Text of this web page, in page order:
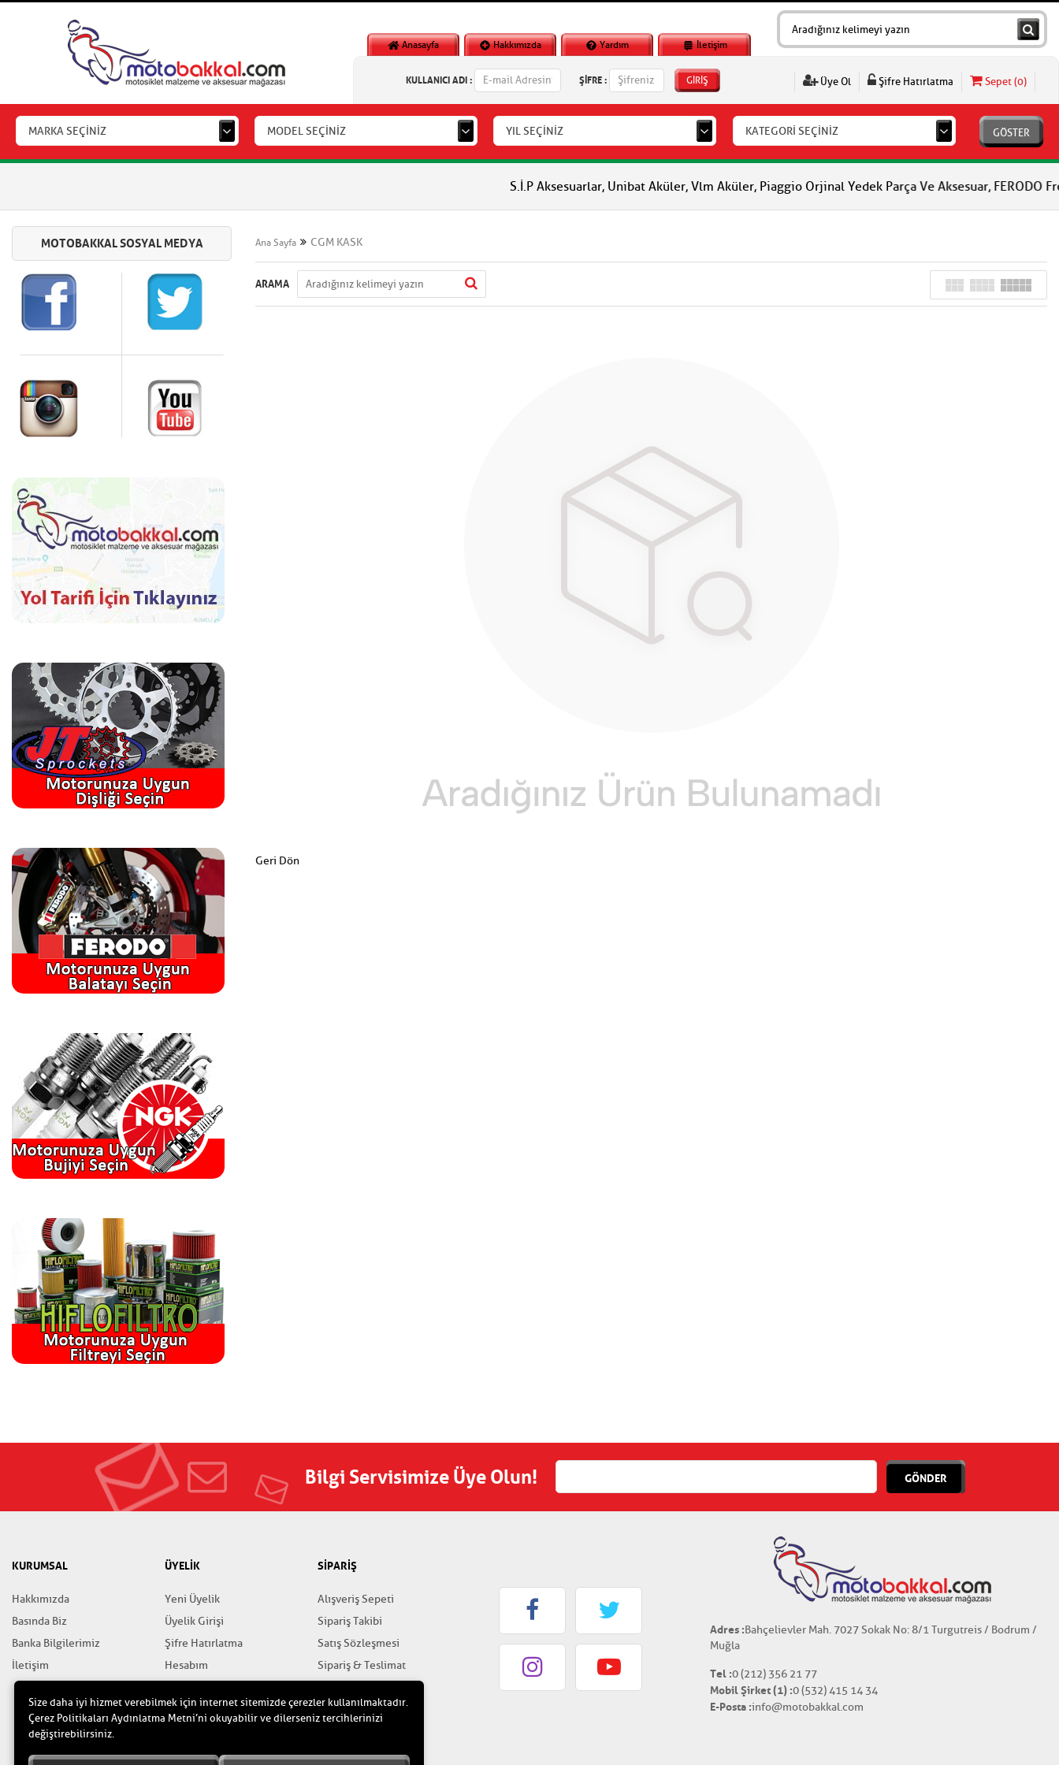
Anasayfa Hakkımızda Yardım İletişim
KULLANICI ADI : ŞİFRE : GİRİŞ Üye Ol Şifre Hatırlatma Sepet (0)
MARKA SEÇİNİZ MODEL SEÇİNİZ YIL SEÇİNİZ KATEGORİ SEÇİNİZ GÖSTER
S.İ.P Aksesuarlar, Unibat Aküler, Vlm Aküler, Piaggio Orjinal Yedek Parça Ve Aksesuar, FERODO Fren
Ana Sayfa CGM KASK
ARAMA
Geri Dön
Bilgi Servisimize Üye Olun! GÖNDER
KURUMSAL
Hakkımızda
Basında Biz
Banka Bilgilerimiz
İletişim
ÜYELİK
Yeni Üyelik
Üyelik Girişi
Şifre Hatırlatma
Hesabım
SİPARİŞ
Alışveriş Sepeti
Sipariş Takibi
Satış Sözleşmesi
Sipariş & Teslimat
Yardım
Adres :Bahçelievler Mah. 7027 Sokak No: 8/1 Turgutreis / Bodrum /
Muğla
Tel :0 (212) 356 21 77
Mobil Şirket (1) :0 (532) 415 14 34
E-Posta :info@motobakkal.com
Size daha iyi hizmet verebilmek için internet sitemizde çerezler kullanılmaktadır.
Çerez Politikaları Aydınlatma Metni’ni okuyabilir ve dilerseniz tercihlerinizi
değiştirebilirsiniz.